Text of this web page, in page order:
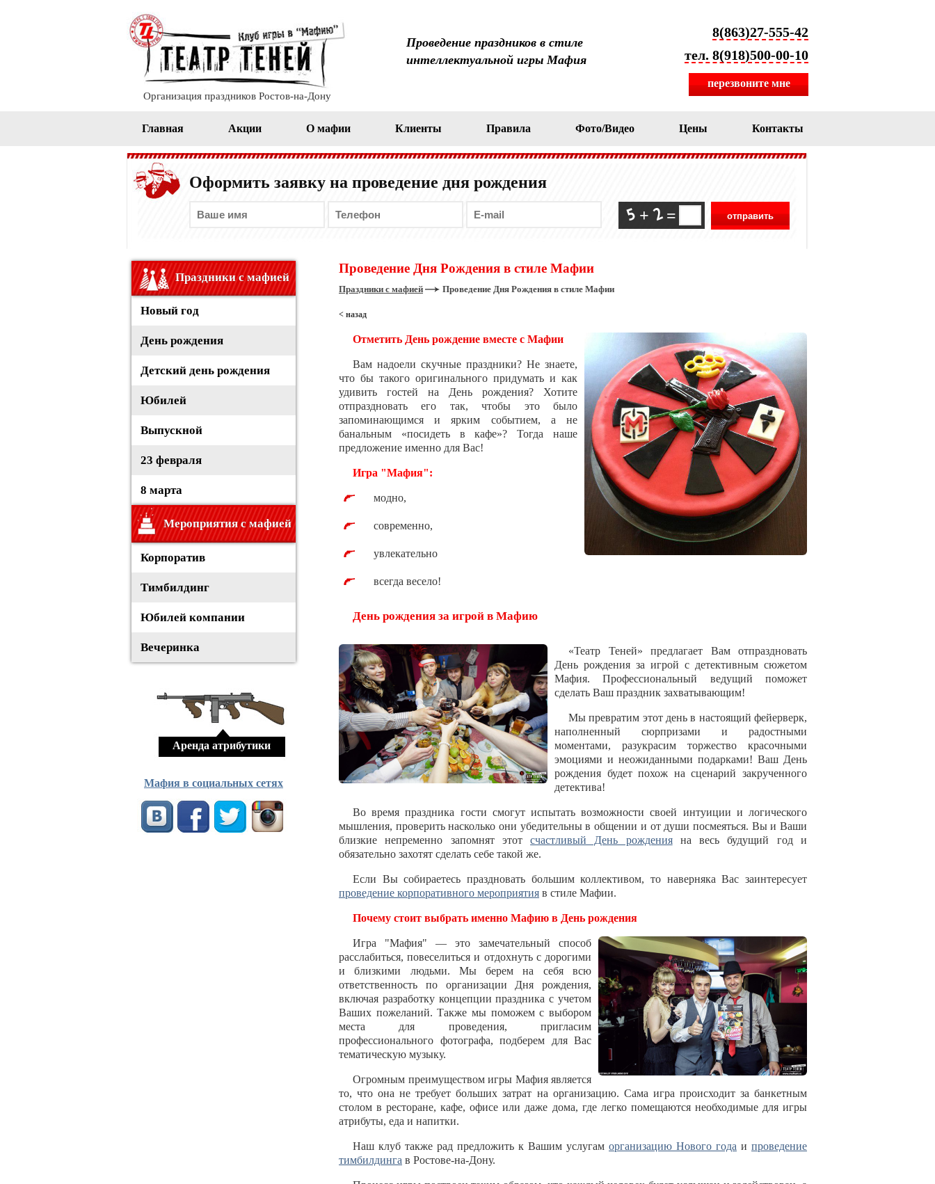
Организация праздников Ростов-на-Дону
8(863)27-555-42
тел. 8(918)500-00-10
перезвоните мне
Проведение праздников в стиле
интеллектуальной игры Мафия
Главная Акции О мафии Клиенты Правила Фото/Видео Цены Контакты
Оформить заявку на проведение дня рождения
+
=
Праздники с мафией
Новый год
День рождения
Детский день рождения
Юбилей
Выпускной
23 февраля
8 марта
Мероприятия с мафией
Корпоратив
Тимбилдинг
Юбилей компании
Вечеринка
Аренда атрибутики
Мафия в социальных сетях
Проведение Дня Рождения в стиле Мафии
Праздники с мафией Проведение Дня Рождения в стиле Мафии
< назад
Отметить День рождение вместе с Мафии
Вам надоели скучные праздники? Не знаете,
что бы такого оригинального придумать и как
удивить гостей на День рождения? Хотите
отпраздновать его так, чтобы это было
запоминающимся и ярким событием, а не
банальным «посидеть в кафе»? Тогда наше
предложение именно для Вас!
Игра "Мафия":
модно,
современно,
увлекательно
всегда весело!
День рождения за игрой в Мафию
«Театр Теней» предлагает Вам отпраздновать
День рождения за игрой с детективным сюжетом
Мафия. Профессиональный ведущий поможет
сделать Ваш праздник захватывающим!
Мы превратим этот день в настоящий фейерверк,
наполненный сюрпризами и радостными
моментами, разукрасим торжество красочными
эмоциями и неожиданными подарками! Ваш День
рождения будет похож на сценарий закрученного
детектива!
Во время праздника гости смогут испытать возможности своей интуиции и логического
мышления, проверить насколько они убедительны в общении и от души посмеяться. Вы и Ваши
близкие непременно запомнят этотсчастливый День рожденияна весь будущий год и
обязательно захотят сделать себе такой же.
Если Вы собираетесь праздновать большим коллективом, то наверняка Вас заинтересует
проведение корпоративного мероприятия в стиле Мафии.
Почему стоит выбрать именно Мафию в День рождения
Игра "Мафия" — это замечательный способ
расслабиться, повеселиться и отдохнуть с дорогими
и близкими людьми. Мы берем на себя всю
ответственность по организации Дня рождения,
включая разработку концепции праздника с учетом
Ваших пожеланий. Также мы поможем с выбором
места для проведения, пригласим
профессионального фотографа, подберем для Вас
тематическую музыку.
Огромным преимуществом игры Мафия является
то, что она не требует больших затрат на организацию. Сама игра происходит за банкетным
столом в ресторане, кафе, офисе или даже дома, где легко помещаются необходимые для игры
атрибуты, еда и напитки.
Наш клуб также рад предложить к Вашим услугам организацию Нового года и проведение
тимбилдинга в Ростове-на-Дону.